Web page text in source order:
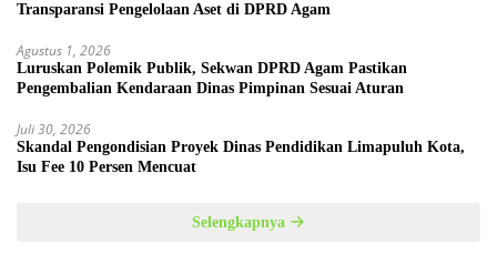
Transparansi Pengelolaan Aset di DPRD Agam
Agustus 1, 2026
Luruskan Polemik Publik, Sekwan DPRD Agam Pastikan
Pengembalian Kendaraan Dinas Pimpinan Sesuai Aturan
Juli 30, 2026
Skandal Pengondisian Proyek Dinas Pendidikan Limapuluh Kota,
Isu Fee 10 Persen Mencuat
Selengkapnya